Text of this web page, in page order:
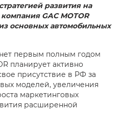
развития на
GAC MOTOR
основных автомобильных
первым полным годом
планирует активно
присутствие в РФ за
моделей, увеличения
маркетинговых
расширенной